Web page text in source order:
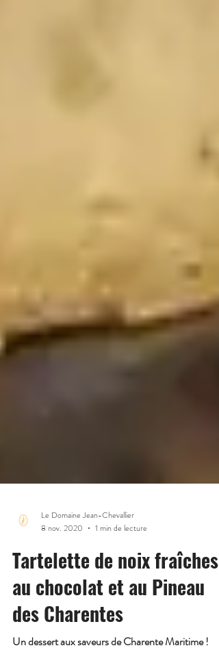
Le Domaine Jean-Chevallier
8 nov. 2020
1 min de lecture
Tartelette de noix fraîches
au chocolat et au Pineau